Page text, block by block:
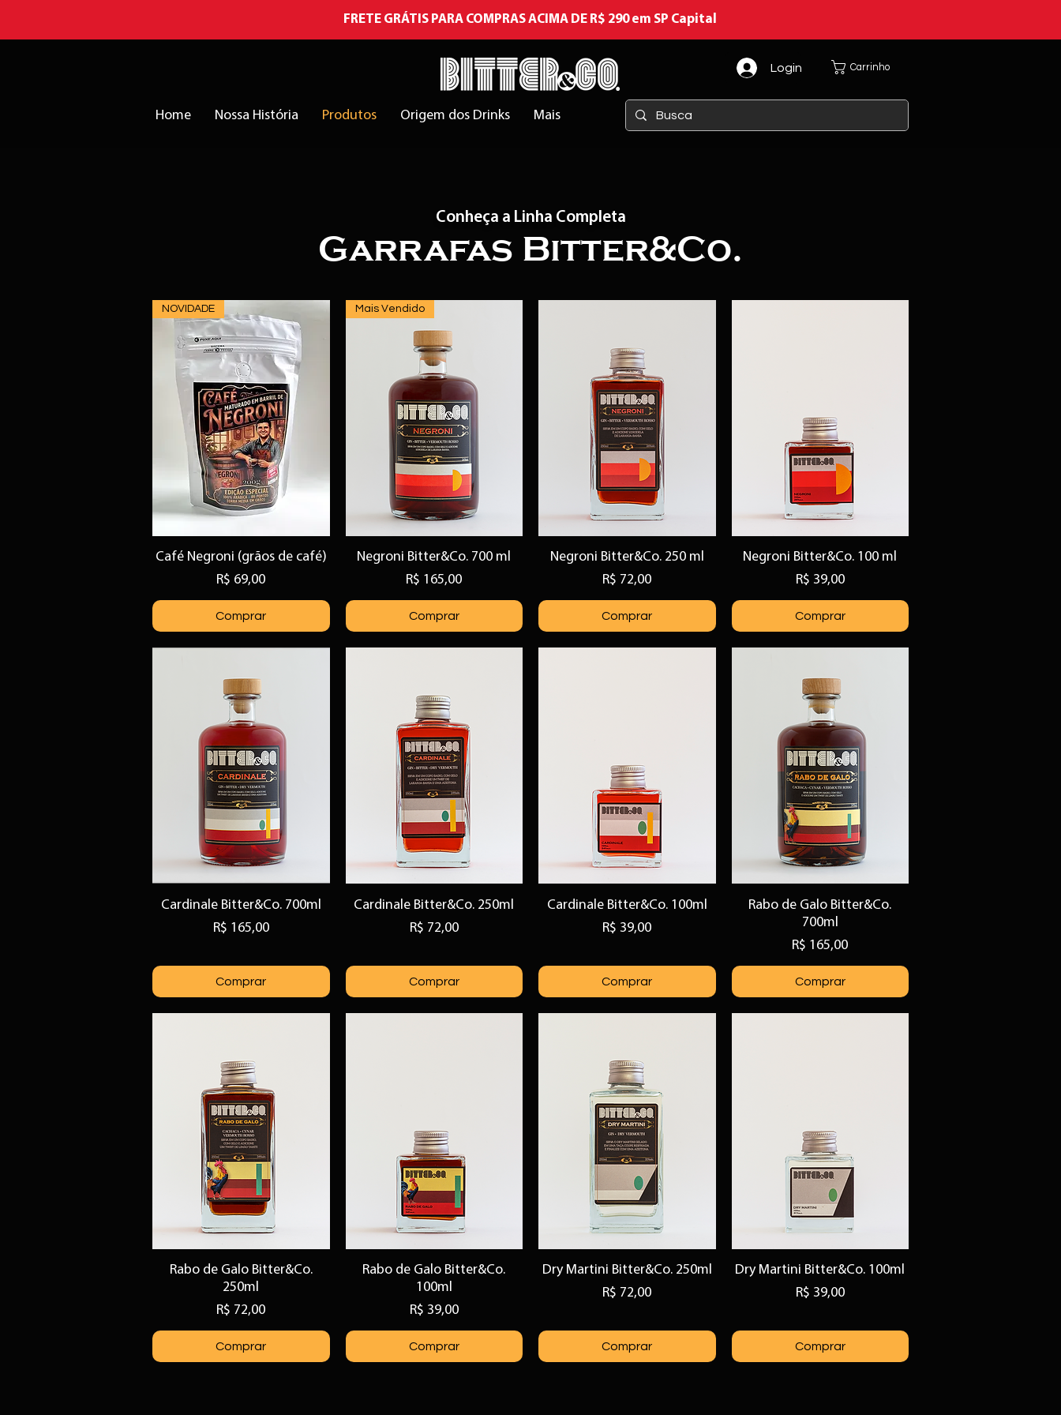
FRETE GRÁTIS PARA COMPRAS ACIMA DE R$ 290 em SP Capital
Home Nossa História Produtos Origem dos Drinks Mais
Login Carrinho
Conheça a Linha Completa
Garrafas Bitter&Co.
Visualização rápida
NOVIDADE
Café Negroni (grãos de café)
Preço
R$ 69,00
Comprar
Visualização rápida
Mais Vendido
Negroni Bitter&Co. 700 ml
Preço
R$ 165,00
Comprar
Visualização rápida
Negroni Bitter&Co. 250 ml
Preço
R$ 72,00
Comprar
Visualização rápida
Negroni Bitter&Co. 100 ml
Preço
R$ 39,00
Comprar
Visualização rápida
Cardinale Bitter&Co. 700ml
Preço
R$ 165,00
Comprar
Visualização rápida
Cardinale Bitter&Co. 250ml
Preço
R$ 72,00
Comprar
Visualização rápida
Cardinale Bitter&Co. 100ml
Preço
R$ 39,00
Comprar
Visualização rápida
Rabo de Galo Bitter&Co.
700ml
Preço
R$ 165,00
Comprar
Visualização rápida
Rabo de Galo Bitter&Co.
250ml
Preço
R$ 72,00
Comprar
Visualização rápida
Rabo de Galo Bitter&Co.
100ml
Preço
R$ 39,00
Comprar
Visualização rápida
Dry Martini Bitter&Co. 250ml
Preço
R$ 72,00
Comprar
Visualização rápida
Dry Martini Bitter&Co. 100ml
Preço
R$ 39,00
Comprar